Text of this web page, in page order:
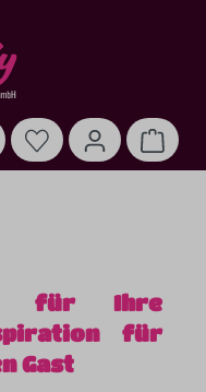
für Ihre
für
Gast